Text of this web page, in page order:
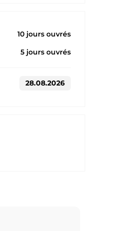
10 jours ouvrés
5 jours ouvrés
28.08.2026